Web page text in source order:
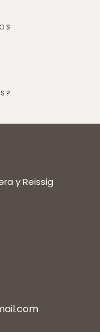
y Reissig